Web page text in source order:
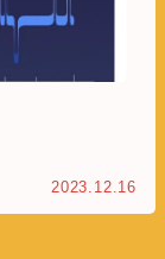
2023.12.16